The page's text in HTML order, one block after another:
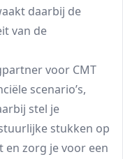
daarbij de
van de
voor CMT
scenario’s,
stel je
stukken op
en zorg je voor een